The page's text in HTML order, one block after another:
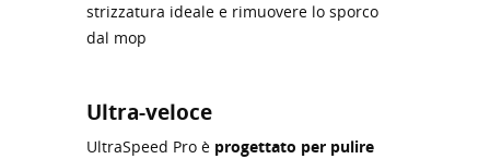
strizzatura ideale e rimuovere lo sporco
dal mop
Ultra-veloce
UltraSpeed Pro è progettato per pulire